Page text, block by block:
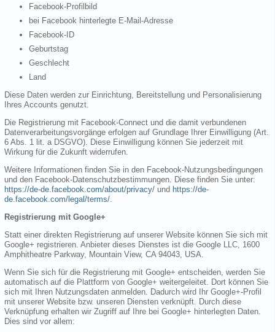
Facebook-Profilbild
bei Facebook hinterlegte E-Mail-Adresse
Facebook-ID
Geburtstag
Geschlecht
Land
Diese Daten werden zur Einrichtung, Bereitstellung und Personalisierung
Ihres Accounts genutzt.
Die Registrierung mit Facebook-Connect und die damit verbundenen
Datenverarbeitungsvorgänge erfolgen auf Grundlage Ihrer Einwilligung (Art.
6 Abs. 1 lit. a DSGVO). Diese Einwilligung können Sie jederzeit mit
Wirkung für die Zukunft widerrufen.
Weitere Informationen finden Sie in den Facebook-Nutzungsbedingungen
und den Facebook-Datenschutzbestimmungen. Diese finden Sie unter:
https://de-de.facebook.com/about/privacy/ und https://de-
de.facebook.com/legal/terms/.
Registrierung mit Google+
Statt einer direkten Registrierung auf unserer Website können Sie sich mit
Google+ registrieren. Anbieter dieses Dienstes ist die Google LLC, 1600
Amphitheatre Parkway, Mountain View, CA 94043, USA.
Wenn Sie sich für die Registrierung mit Google+ entscheiden, werden Sie
automatisch auf die Plattform von Google+ weitergeleitet. Dort können Sie
sich mit Ihren Nutzungsdaten anmelden. Dadurch wird Ihr Google+-Profil
mit unserer Website bzw. unseren Diensten verknüpft. Durch diese
Verknüpfung erhalten wir Zugriff auf Ihre bei Google+ hinterlegten Daten.
Dies sind vor allem: